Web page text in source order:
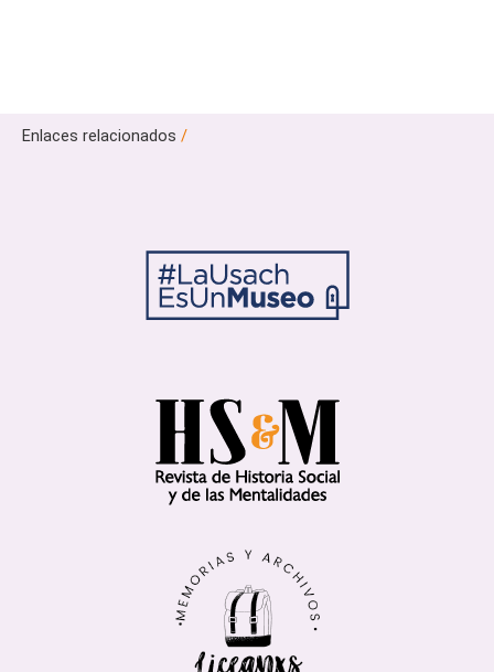
Enlaces relacionados /